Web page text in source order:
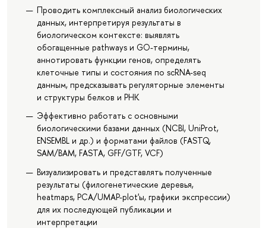
Проводить комплексный анализ биологических
данных, интерпретируя результаты в
биологическом контексте: выявлять
обогащенные pathways и GO-термины,
аннотировать функции генов, определять
клеточные типы и состояния по scRNA-seq
данным, предсказывать регуляторные элементы
и структуры белков и РНК
Эффективно работать с основными
биологическими базами данных (NCBI, UniProt,
ENSEMBL и др.) и форматами файлов (FASTQ,
SAM/BAM, FASTA, GFF/GTF, VCF)
Визуализировать и представлять полученные
результаты (филогенетические деревья,
heatmaps, PCA/UMAP-plot'ы, графики экспрессии)
для их последующей публикации и
интерпретации